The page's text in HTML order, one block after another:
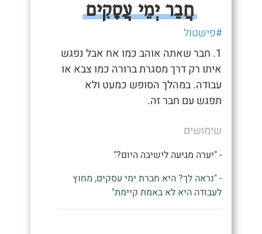
חֲבֵר יְמֵי עֲסָקִים
#פישטול
1. חבר שאתה אוהב כמו אח אבל נפגש
איתו רק דרך מסגרת ברורה כמו צבא או
עבודה. במהלך הסופש כמעט ולא
תפגש עם חבר זה.
שימושים
- "יערה מגיעה לישיבה היום?"
- "נראה לך? היא חברת ימי עסקים, מחוץ
לעבודה היא לא באמת קיימת"